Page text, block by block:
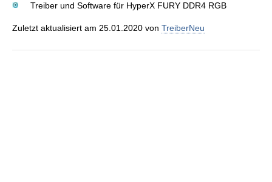
Treiber und Software für HyperX FURY DDR4 RGB
Zuletzt aktualisiert am 25.01.2020 von TreiberNeu